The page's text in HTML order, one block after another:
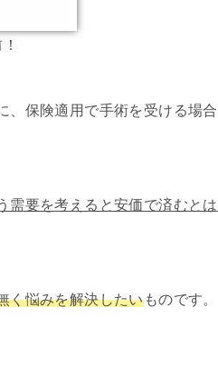
、保険適用で手術を受ける場合
需要を考えると安価で済むとは
く悩みを解決したいものです。